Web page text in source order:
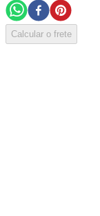
Calcular o frete